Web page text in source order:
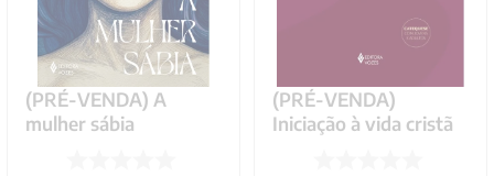
(PRÉ-VENDA) A
mulher sábia
(PRÉ-VENDA)
Iniciação à vida cristã